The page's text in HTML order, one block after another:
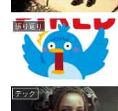
振り返り
テック